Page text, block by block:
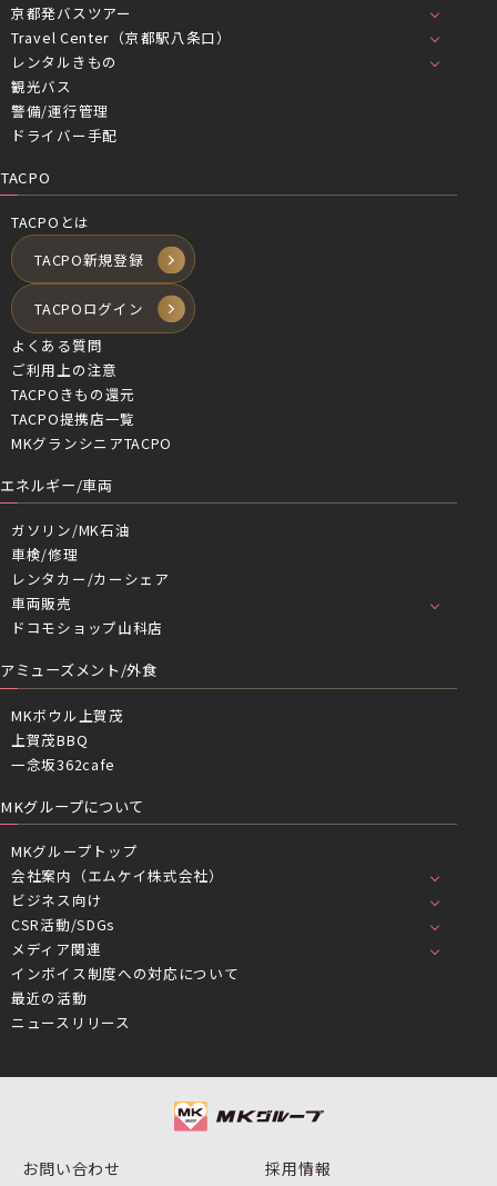
京都発バスツアー
Travel Center（京都駅八条口）
レンタルきもの
観光バス
警備/運行管理
ドライバー手配
TACPO
TACPOとは
TACPO新規登録
TACPOログイン
よくある質問
ご利用上の注意
TACPOきもの還元
TACPO提携店一覧
MKグランシニアTACPO
エネルギー/車両
ガソリン/MK石油
車検/修理
レンタカー/カーシェア
車両販売
ドコモショップ山科店
アミューズメント/外食
MKボウル上賀茂
上賀茂BBQ
一念坂362cafe
MKグループについて
MKグループトップ
会社案内（エムケイ株式会社）
ビジネス向け
CSR活動/SDGs
メディア関連
インボイス制度への対応について
最近の活動
ニュースリリース
お問い合わせ 採用情報